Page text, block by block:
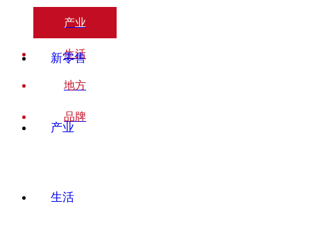
新零售
产业
生活
产业
生活
地方
品牌